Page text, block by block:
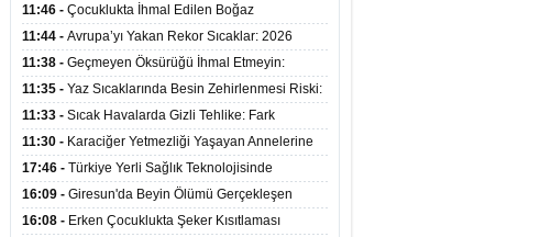
Yıllarda Zihinsel ve Fiziksel Sağlığı Koruyor
11:46 - Çocuklukta İhmal Edilen Boğaz
Enfeksiyonu İleride Kalp Kapağını Bozabiliyor
11:44 - Avrupa’yı Yakan Rekor Sıcaklar: 2026
Haziran Ayında 10 Binden Fazla Can Kaybı
11:38 - Geçmeyen Öksürüğü İhmal Etmeyin:
Akciğer Korunarak Tümörden Kurtuldu
11:35 - Yaz Sıcaklarında Besin Zehirlenmesi Riski:
Açıkta Kalan Gıdalara Dikkat
11:33 - Sıcak Havalarda Gizli Tehlike: Fark
Edilmeyen Sıvı Kaybı Organları Tehdit Ediyor
11:30 - Karaciğer Yetmezliği Yaşayan Annelerine
Oğlundan Hayat Veren Doku Nakli
17:46 - Türkiye Yerli Sağlık Teknolojisinde
Büyüyor: 40 Ülkeye Solunum Cihazı İhraç Ediliyor
16:09 - Giresun'da Beyin Ölümü Gerçekleşen
Kişinin Organları 4 Hastaya Yaşam Umudu Oldu
16:08 - Erken Çocuklukta Şeker Kısıtlaması